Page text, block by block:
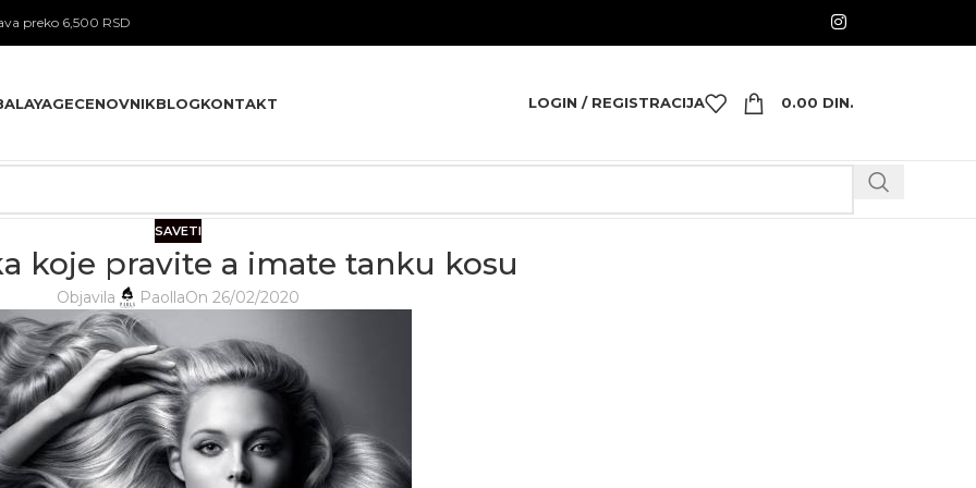
preko 6,500 RSD
CENOVNIKBLOGKONTAKT LOGIN / REGISTRACIJA 0.00 DIN.
SAVETI
koje pravite a imate tanku kosu
Objavila PaollaOn 26/02/2020